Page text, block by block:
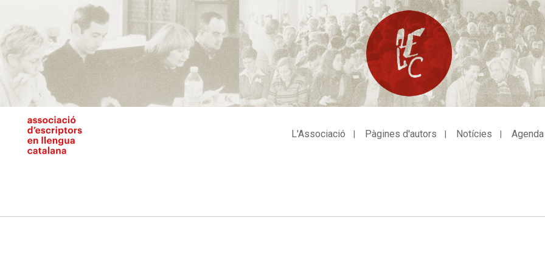
contingut
L'Associació Pàgines d'autors Notícies Agenda